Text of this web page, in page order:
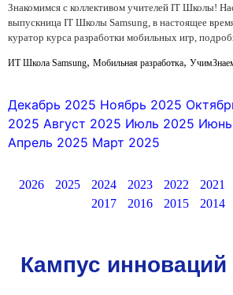
Знакомимся с коллективом учителей IT Школы!
выпускница IT Школы Samsung, в настоящее
куратор курса разработки мобильных игр,
ИТ Школа Samsung, Мобильная разработка,
Декабрь 2025 Ноябрь 2025
2025 Август 2025 Июль 2025
Апрель 2025 Март 2025
2026 2025 2024 2023 2022 2021
2017
2016 2015 2014
Кампус инноваций